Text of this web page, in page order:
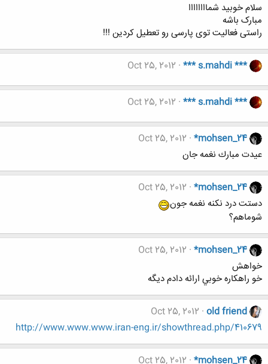
سلام خوبید شماااااااا
مبارک باشه
راستی فعالیت توی پارسی رو تعطیل کردین !!!
*** s.mahdi ***
Oct 25, 2012
*** s.mahdi ***
Oct 25, 2012
*mohsen_24
Oct 25, 2012
عيدت مبارك نغمه جان
*mohsen_24
Oct 25, 2012
دستت درد نكنه نغمه جون
شوماهم؟
*mohsen_24
Oct 25, 2012
خواهش
خو راهكاره خوبي ارائه دادم ديگه
old friend
Oct 25, 2012
http://www.www.www.iran-eng.ir/showthread.php/410679
*mohsen_24
Oct 25, 2012